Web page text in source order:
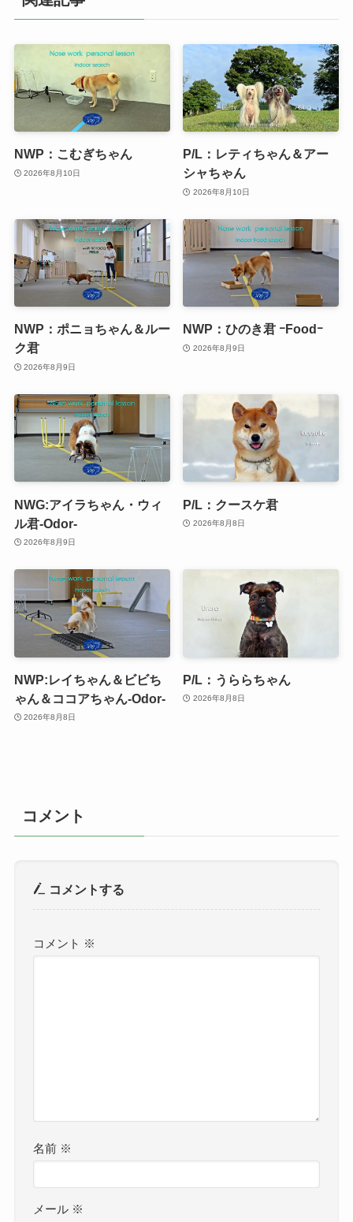
NWP：こむぎちゃん
2026年8月10日
P/L：レティちゃん＆アー
シャちゃん
2026年8月10日
NWP：ポニョちゃん＆ルー
ク君
2026年8月9日
NWP：ひのき君 ｰFoodｰ
2026年8月9日
NWG:アイラちゃん・ウィ
ル君-Odor-
2026年8月9日
P/L：クースケ君
2026年8月8日
NWP:レイちゃん＆ビビち
ゃん＆ココアちゃん-Odor-
2026年8月8日
P/L：うららちゃん
2026年8月8日
コメント
コメントする
コメント ※
名前 ※
メール ※